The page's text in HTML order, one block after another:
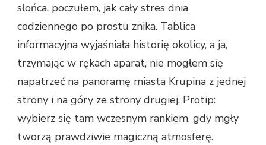
słońca, poczułem, jak cały stres dnia
codziennego po prostu znika. Tablica
informacyjna wyjaśniała historię okolicy, a ja,
trzymając w rękach aparat, nie mogłem się
napatrzeć na panoramę miasta Krupina z jednej
strony i na góry ze strony drugiej. Protip:
wybierz się tam wczesnym rankiem, gdy mgły
tworzą prawdziwie magiczną atmosferę.